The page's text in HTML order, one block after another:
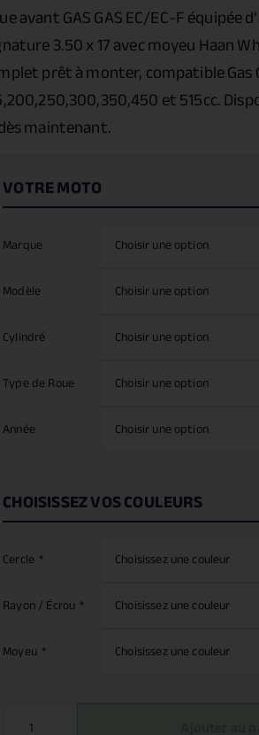
avant GAS GAS EC/EC-F équipée
3.50 x 17 avec moyeu Haan
prêt à monter, compatible Gas
et 515cc.
maintenant.
Marque
Modèle
Cylindré
Type de Roue
Année
CHOISISSEZ VOS COULEURS
Cercle *
Rayon / Écrou *
Moyeu *